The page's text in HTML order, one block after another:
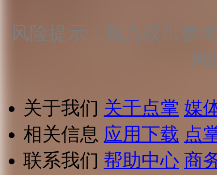
风险提示：观点仅供参
风
关于我们 关于点掌 媒
相关信息 应用下载 点
联系我们 帮助中心 商